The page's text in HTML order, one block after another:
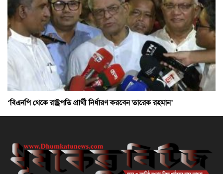
‘বিএনপি থেকে রাষ্ট্রপতি প্রার্থী নির্ধারণ করবেন তারেক রহমান’